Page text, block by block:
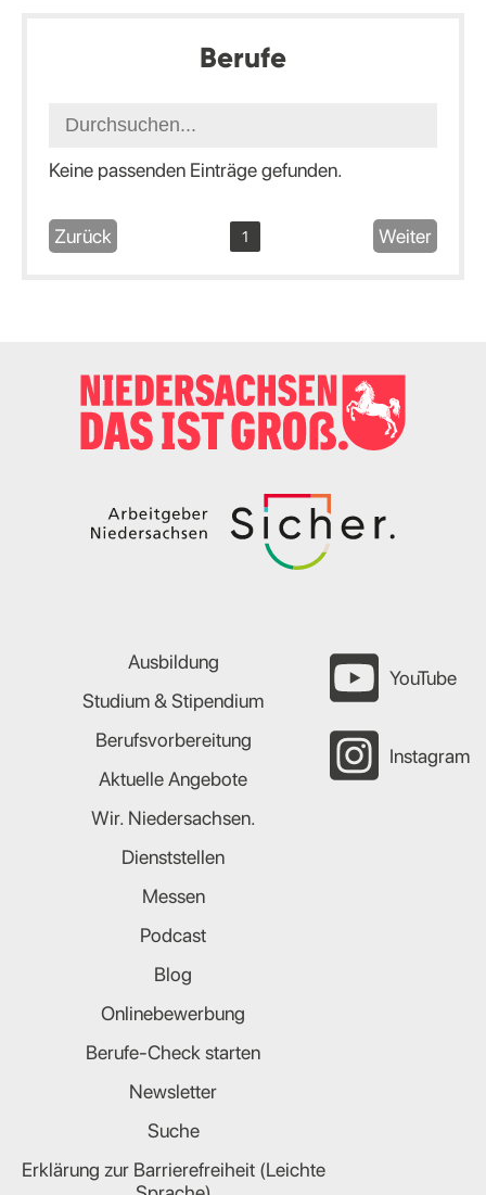
Berufe
Keine passenden Einträge gefunden.
Zurück 1 Weiter
Ausbildung
Studium & Stipendium
Berufsvorbereitung
Aktuelle Angebote
Wir. Niedersachsen.
Dienststellen
Messen
Podcast
Blog
Onlinebewerbung
Berufe-Check starten
Newsletter
Suche
Erklärung zur Barrierefreiheit (Leichte
YouTube
Instagram